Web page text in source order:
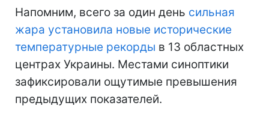
Напомним, всего за один день сильная
жара установила новые исторические
температурные рекорды в 13 областных
центрах Украины. Местами синоптики
зафиксировали ощутимые превышения
предыдущих показателей.